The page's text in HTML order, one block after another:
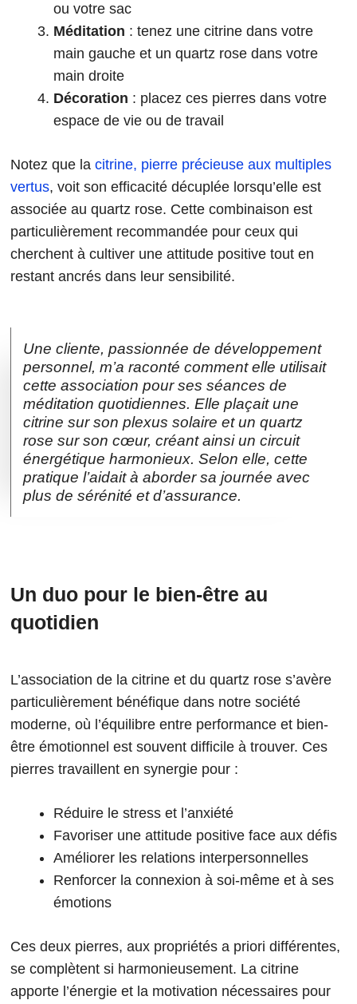
ou votre sac
Méditation : tenez une citrine dans votre
main gauche et un quartz rose dans votre
main droite
Décoration : placez ces pierres dans votre
espace de vie ou de travail
Notez que la citrine, pierre précieuse aux multiples
vertus, voit son efficacité décuplée lorsqu’elle est
associée au quartz rose. Cette combinaison est
particulièrement recommandée pour ceux qui
cherchent à cultiver une attitude positive tout en
restant ancrés dans leur sensibilité.
Une cliente, passionnée de développement
personnel, m’a raconté comment elle utilisait
cette association pour ses séances de
méditation quotidiennes. Elle plaçait une
citrine sur son plexus solaire et un quartz
rose sur son cœur, créant ainsi un circuit
énergétique harmonieux. Selon elle, cette
pratique l’aidait à aborder sa journée avec
plus de sérénité et d’assurance.
Un duo pour le bien-être au
quotidien
L’association de la citrine et du quartz rose s’avère
particulièrement bénéfique dans notre société
moderne, où l’équilibre entre performance et bien-
être émotionnel est souvent difficile à trouver. Ces
pierres travaillent en synergie pour :
Réduire le stress et l’anxiété
Favoriser une attitude positive face aux défis
Améliorer les relations interpersonnelles
Renforcer la connexion à soi-même et à ses
émotions
Ces deux pierres, aux propriétés a priori différentes,
se complètent si harmonieusement. La citrine
apporte l’énergie et la motivation nécessaires pour